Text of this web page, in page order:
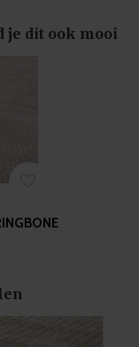
je dit ook mooi